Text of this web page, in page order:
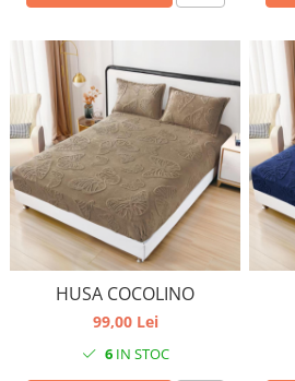
HUSA COCOLINO
99,00 Lei
6IN STOC